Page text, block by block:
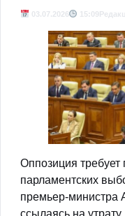
03.07.2026 15:09
Оппозиция
парламентских
премьер-министра
ссылаясь на